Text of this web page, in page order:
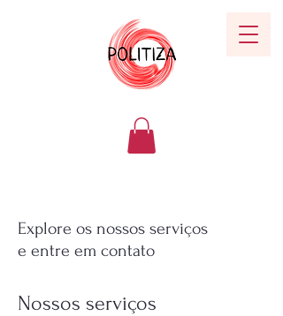
Explore os nossos serviços
e entre em contato
Nossos serviços